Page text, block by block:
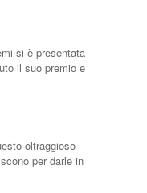
si è presentata
il suo premio e
oltraggioso
per darle in